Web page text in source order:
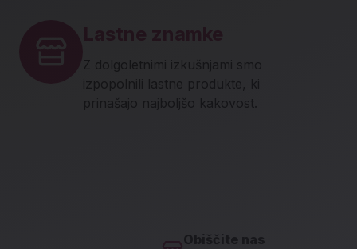
Lastne znamke
Z dolgoletnimi izkušnjami smo
izpopolnili lastne produkte, ki
prinašajo najboljšo kakovost.
Obiščite nas